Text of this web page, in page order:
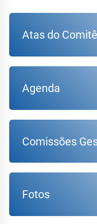
Atas do Comitê
Agenda
Comissões
Fotos